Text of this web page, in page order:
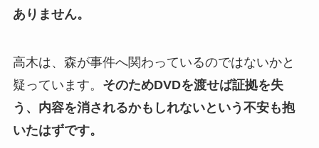
ありません。
高木は、森が事件へ関わっているのではないかと
疑っています。 そのためDVDを渡せば証拠を失
う、内容を消されるかもしれないという不安も抱
いたはずです。